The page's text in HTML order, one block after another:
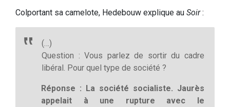
Colportant sa camelote, Hedebouw explique au Soir:
(…)
Question : Vous parlez de sortir du cadre
libéral. Pour quel type de société ?
Réponse : La société socialiste. Jaurès
appelait à une rupture avec le